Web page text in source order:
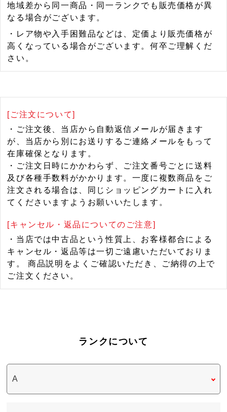
地域差から同一商品・同一ランクでも販売価格が異
なる場合がございます。
・レア物や入手困難品などは、定価より販売価格が
高くなっている場合がございます。何卒ご理解くだ
さい。
[ご注文について]
・ご注文後、当店から自動返信メールが届きます
が、当店から別にお送りするご連絡メールをもって
在庫確保となります。
・ご注文日時にかかわらず、ご注文番号ごとに送料
及び各種手数料がかかります。一度に複数商品をご
注文される場合は、同じショッピングカートに入れ
てくださいますようお願いいたします。
[キャンセル・返品についてのご注意]
・当店では中古品という性質上、お客様都合による
キャンセル・返品等は一切ご遠慮いただいておりま
す。 商品説明をよくご確認いただき、ご納得の上で
ご注文ください。
ランクについて